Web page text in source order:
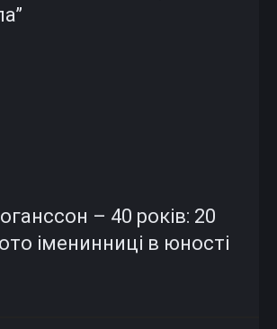
– 40 років: 20
іменинниці в юності